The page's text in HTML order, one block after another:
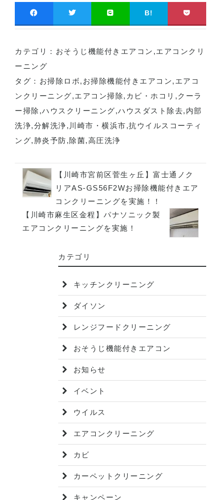
B!
カテゴリ： おそうじ機能付きエアコン ,エアコンクリ
ーニング
タグ： お掃除ロボ, お掃除機能付きエアコン, エアコ
ンクリーニング,エアコン掃除, カビ・ホコリ , クーラ
ー掃除,ハウスクリーニング,ハウスダスト除去, 内部
洗浄,分解洗浄, 川崎市・横浜市,抗ウイルスコーティ
ング, 肺炎予防,除菌,高圧洗浄
【川崎市宮前区菅生ヶ丘】富士通ノク
リアAS-GS56F2Wお掃除機能付きエア
コンクリーニングを実施！！
【川崎市麻生区金程】パナソニック製
エアコンクリーニングを実施！
カテゴリ
キッチンクリーニング
ダイソン
レンジフードクリーニング
おそうじ機能付きエアコン
お知らせ
イベント
ウイルス
エアコンクリーニング
カビ
カーペットクリーニング
キャンペーン